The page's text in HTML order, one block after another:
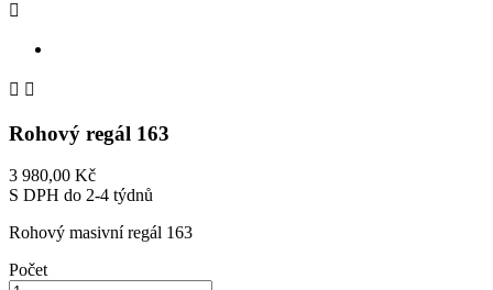

 
Rohový regál 163
3 980,00 Kč
S DPH do 2-4 týdnů
Rohový masivní regál 163
Počet